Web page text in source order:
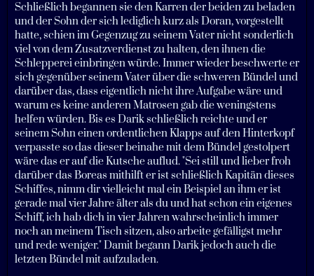
Schließlich begannen sie den Karren der beiden zu beladen
und der Sohn der sich lediglich kurz als Doran, vorgestellt
hatte, schien im Gegenzug zu seinem Vater nicht sonderlich
viel von dem Zusatzverdienst zu halten, den ihnen die
Schlepperei einbringen würde. Immer wieder beschwerte er
sich gegenüber seinem Vater über die schweren Bündel und
darüber das, dass eigentlich nicht ihre Aufgabe wäre und
warum es keine anderen Matrosen gab die weningstens
helfen würden. Bis es Darik schließlich reichte und er
seinem Sohn einen ordentlichen Klapps auf den Hinterkopf
verpasste so das dieser beinahe mit dem Bündel gestolpert
wäre das er auf die Kutsche auflud. "Sei still und lieber froh
darüber das Boreas mithilft er ist schließlich Kapitän dieses
Schiffes, nimm dir vielleicht mal ein Beispiel an ihm er ist
gerade mal vier Jahre älter als du und hat schon ein eigenes
Schiff, ich hab dich in vier Jahren wahrscheinlich immer
noch an meinem Tisch sitzen, also arbeite gefälligst mehr
und rede weniger." Damit begann Darik jedoch auch die
letzten Bündel mit aufzuladen.